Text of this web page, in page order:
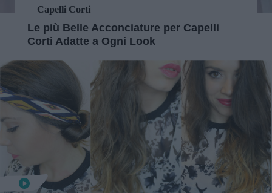
Capelli Corti
Le più Belle Acconciature per Capelli
Corti Adatte a Ogni Look